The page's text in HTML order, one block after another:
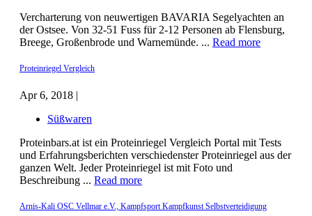
Vercharterung von neuwertigen BAVARIA Segelyachten an
der Ostsee. Von 32-51 Fuss für 2-12 Personen ab Flensburg,
Breege, Großenbrode und Warnemünde. ... Read more
Proteinriegel Vergleich
Apr 6, 2018 |
Süßwaren
Proteinbars.at ist ein Proteinriegel Vergleich Portal mit Tests
und Erfahrungsberichten verschiedenster Proteinriegel aus der
ganzen Welt. Jeder Proteinriegel ist mit Foto und
Beschreibung ... Read more
Arnis-Kali OSC Vellmar e.V., Kampfsport Kampfkunst Selbstverteidigung